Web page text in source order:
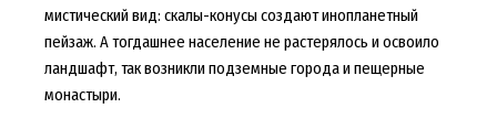
мистический вид: скалы-конусы создают инопланетный
пейзаж. А тогдашнее население не растерялось и освоило
ландшафт, так возникли подземные города и пещерные
монастыри.